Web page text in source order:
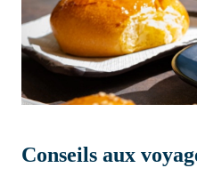
Conseils aux